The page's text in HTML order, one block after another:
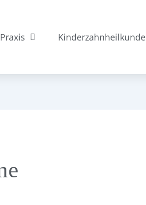
Kinderzahnheilkunde